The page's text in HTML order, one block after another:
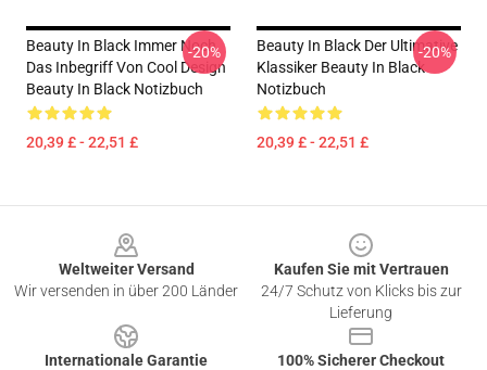
Beauty In Black Immer Noch
Das Inbegriff Von Cool Design
Beauty In Black Notizbuch
20,39 £ - 22,51 £
-20%
Beauty In Black Der Ultimative
Klassiker Beauty In Black
Notizbuch
20,39 £ - 22,51 £
-20%
Weltweiter Versand
Wir versenden in über 200 Länder
Kaufen Sie mit Vertrauen
24/7 Schutz von Klicks bis zur
Lieferung
Internationale Garantie
100% Sicherer Checkout